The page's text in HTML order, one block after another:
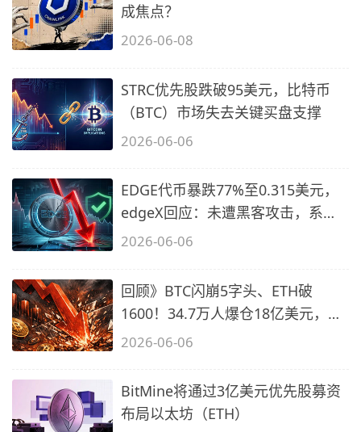
成焦点？
2026-06-08
STRC优先股跌破95美元，比特币
（BTC）市场失去关键买盘支撑
2026-06-06
EDGE代币暴跌77%至0.315美元，
edgeX回应：未遭黑客攻击，系市
场操纵
2026-06-06
回顾》BTC闪崩5字头、ETH破
1600！34.7万人爆仓18亿美元，大
多数为多军
2026-06-06
BitMine将通过3亿美元优先股募资
布局以太坊（ETH）